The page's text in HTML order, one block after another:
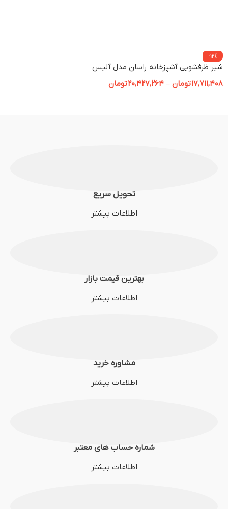
-12%
شیر ظرفشویی آشپزخانه راسان مدل آلیس
17,711,408تومان –
20,427,264تومان
تحویل سریع
اطلاعات بیشتر
بهترین قیمت بازار
اطلاعات بیشتر
مشاوره خرید
اطلاعات بیشتر
شماره حساب های معتبر
اطلاعات بیشتر